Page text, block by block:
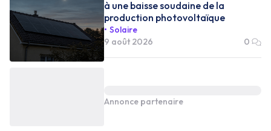
à une baisse soudaine de la
production photovoltaïque
Solaire
9 août 2026
0
Annonce partenaire